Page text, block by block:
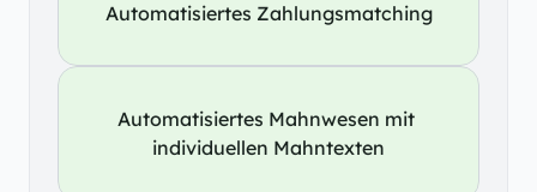
Automatisiertes Zahlungsmatching
Automatisiertes Mahnwesen mit
individuellen Mahntexten